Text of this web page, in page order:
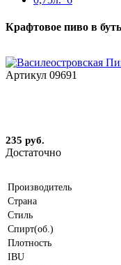
Крафтовое пиво в
Артикул 09691
235 руб.
Достаточно
Производитель
Страна
Стиль
Спирт(об.)
Плотность
IBU